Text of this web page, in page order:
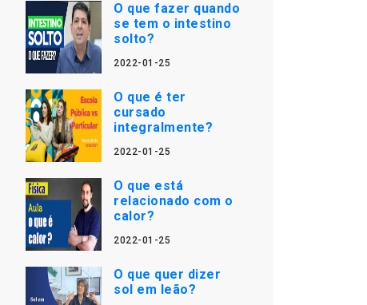
O que fazer quando
se tem o intestino
solto?
2022-01-25
O que é ter
cursado
integralmente?
2022-01-25
O que está
relacionado com o
calor?
2022-01-25
O que quer dizer
sol em leão?